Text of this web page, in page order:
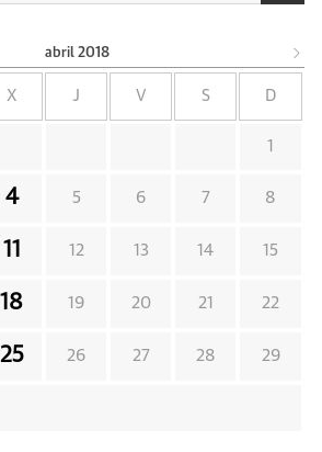
abril 2018
X J V S D
1
4 5 6 7 8
11 12 13 14 15
18 19 20 21 22
25 26 27 28 29